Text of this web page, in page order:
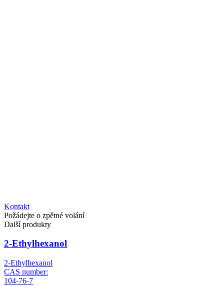
Kontakt
Požádejte o zpětné volání
Další produkty
2-Ethylhexanol
2-Ethylhexanol
CAS number:
104-76-7